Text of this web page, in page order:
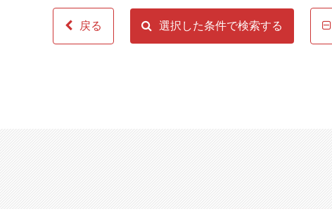
戻る 選択した条件で検索する